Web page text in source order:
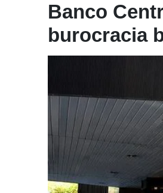
Banco
burocracia